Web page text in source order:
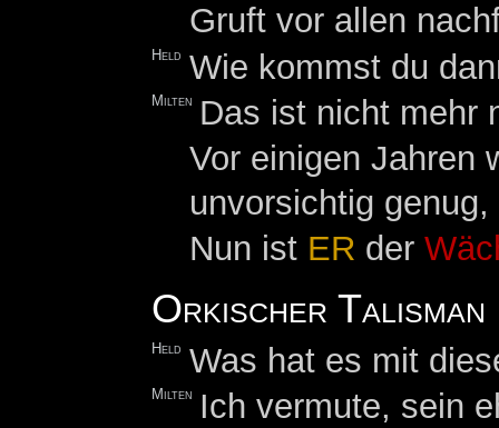
Gruft vor allen
Held Wie kommst du
Milten
Das ist nicht mehr
Vor einigen Jahren
unvorsichtig
Nun ist ER der
Orkischer Talisman
Held Was hat es mit
Milten
Ich vermute, sein